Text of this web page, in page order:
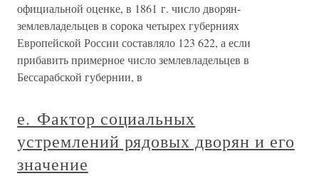
официальной оценке, в 1861 г. число дворян-
землевладельцев в сорока четырех губерниях
Европейской России составляло 123 622, а если
прибавить примерное число землевладельцев в
Бессарабской губернии, в
е. Фактор социальных
устремлений рядовых дворян и его
значение